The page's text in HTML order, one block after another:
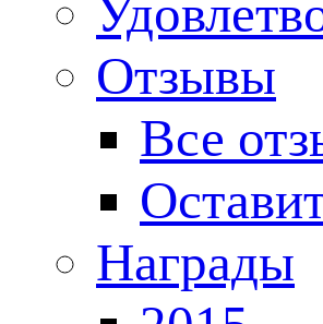
Отзывы
Все
Награды